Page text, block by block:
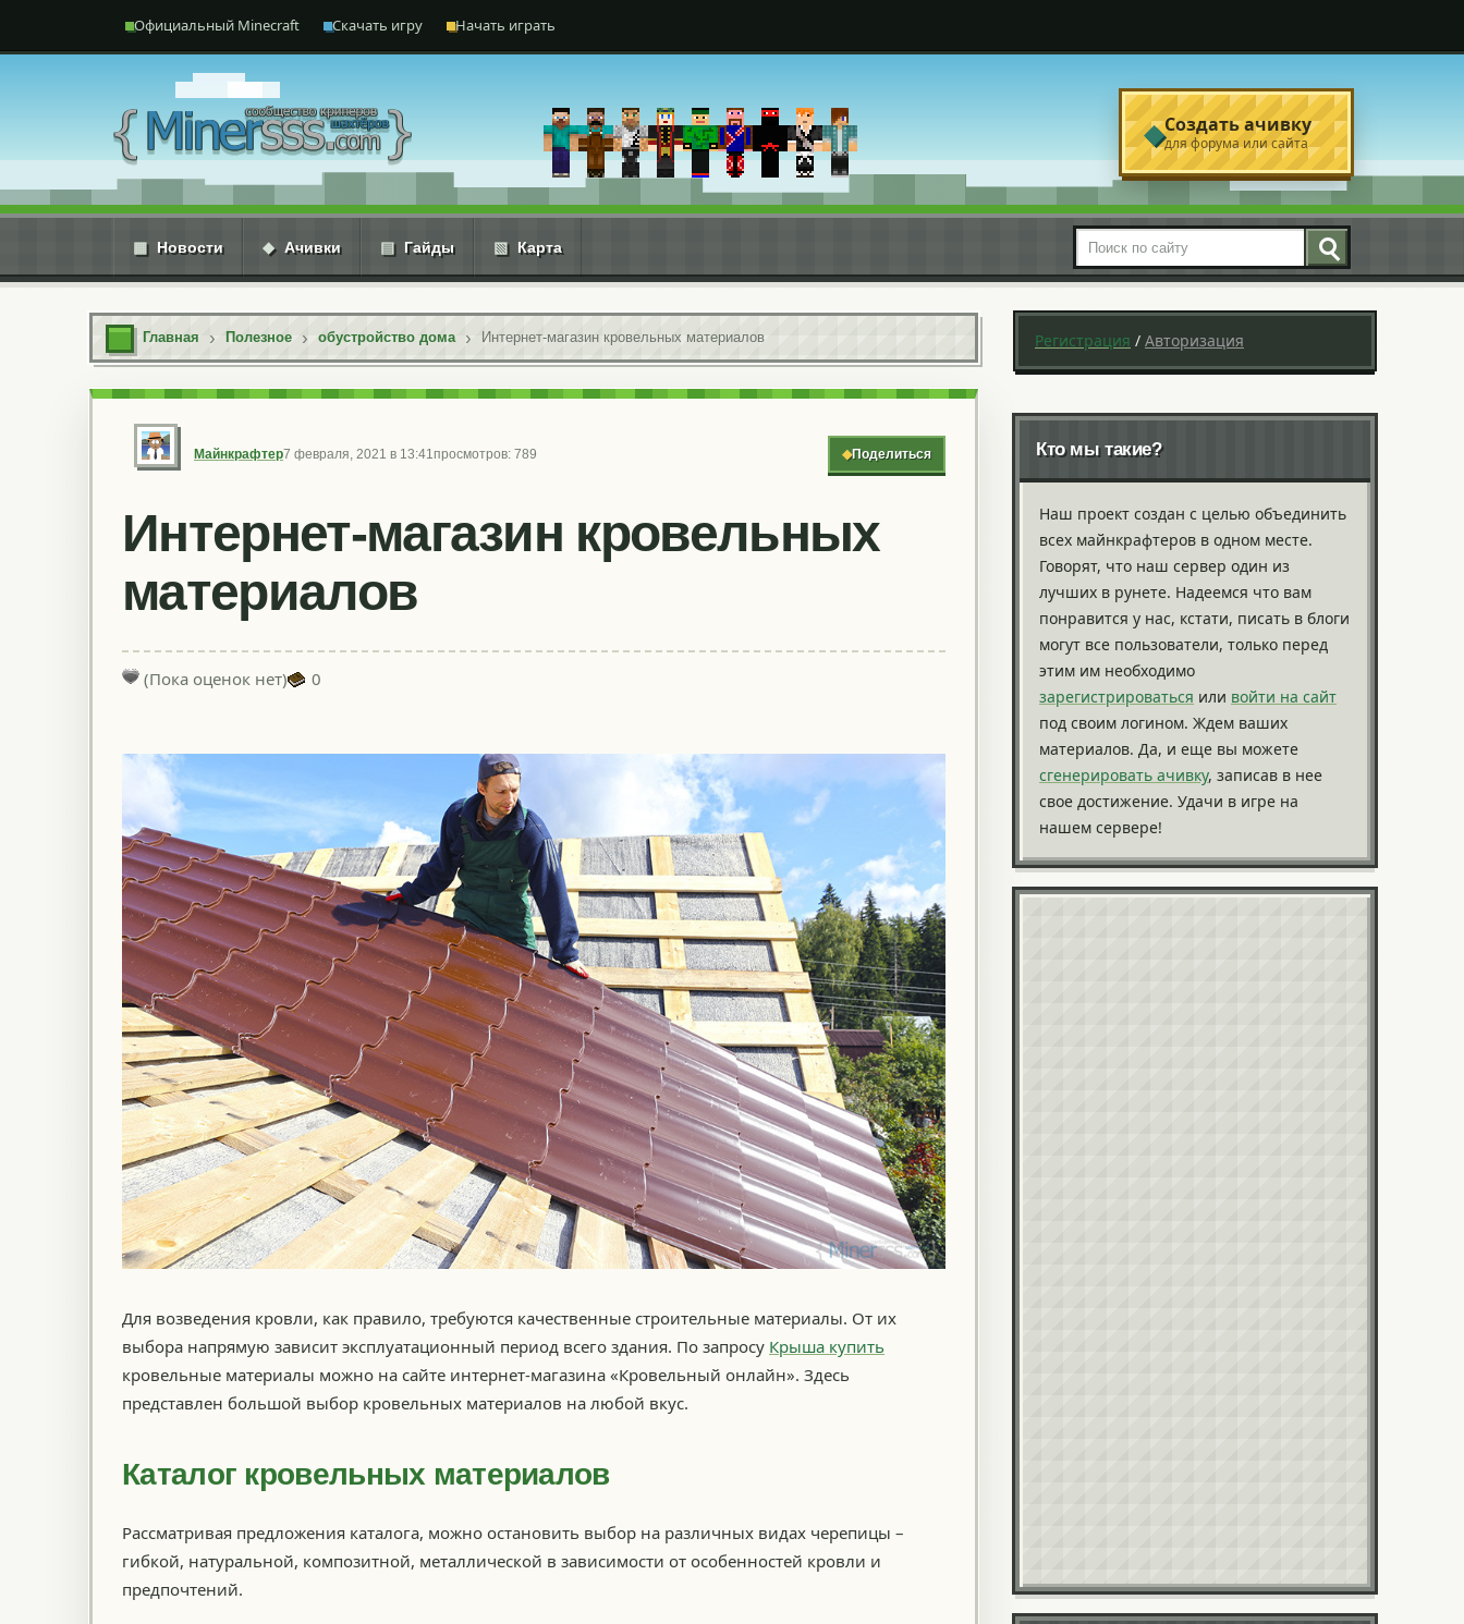
Официальный Minecraft Скачать игру Начать играть
◆Создать ачивку
для форума или сайта
▦ Новости ◆ Ачивки ▤ Гайды ▧ Карта Поиск по сайту
Главная Полезное обустройство дома Интернет-магазин кровельных материалов
Майнкрафтер7 февраля, 2021 в 13:41 просмотров: 789 ◆Поделиться
Интернет-магазин кровельных
материалов
(Пока оценок нет) 0
Для возведения кровли, как правило, требуются качественные строительные материалы. От их
выбора напрямую зависит эксплуатационный период всего здания. По запросу Крыша купить
кровельные материалы можно на сайте интернет-магазина «Кровельный онлайн». Здесь
представлен большой выбор кровельных материалов на любой вкус.
Каталог кровельных материалов
Рассматривая предложения каталога, можно остановить выбор на различных видах черепицы –
гибкой, натуральной, композитной, металлической в зависимости от особенностей кровли и
предпочтений.
Регистрация / Авторизация
Кто мы такие?
Наш проект создан с целью объединить
всех майнкрафтеров в одном месте.
Говорят, что наш сервер один из
лучших в рунете. Надеемся что вам
понравится у нас, кстати, писать в блоги
могут все пользователи, только перед
этим им необходимо
зарегистрироваться или войти на сайт
под своим логином. Ждем ваших
материалов. Да, и еще вы можете
сгенерировать ачивку, записав в нее
свое достижение. Удачи в игре на
нашем сервере!